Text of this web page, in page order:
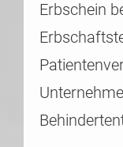
Erbschein